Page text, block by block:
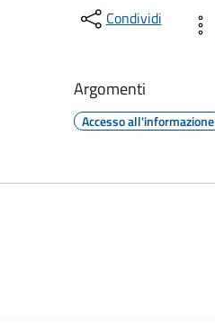
Condividi
Argomenti
Accesso all'informazione